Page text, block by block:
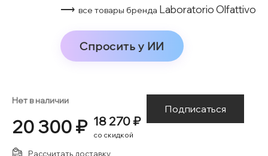
⟶ все товары бренда Laboratorio Olfattivo
Спросить у ИИ
Нет в наличии
20 300 ₽ 18 270 ₽
со скидкой
Подписаться
Рассчитать доставку